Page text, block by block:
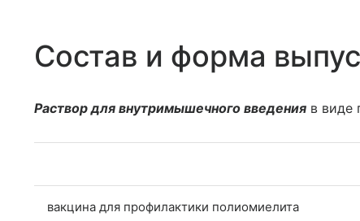
Состав и форма
Раствор для внутримышечного введения в виде
вакцина для профилактики полиомиелита